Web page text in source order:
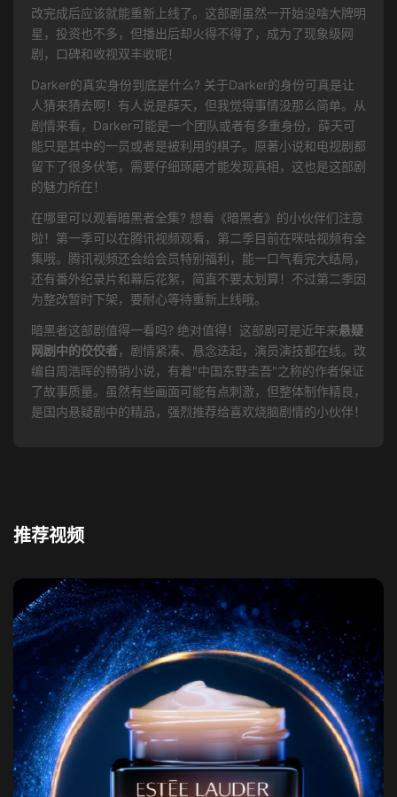
改完成后应该就能重新上线了。这部剧虽然一开始没啥大牌明
星，投资也不多，但播出后却火得不得了，成为了现象级网
剧，口碑和收视双丰收呢！
Darker的真实身份到底是什么? 关于Darker的身份可真是让
人猜来猜去啊！有人说是薛天，但我觉得事情没那么简单。从
剧情来看，Darker可能是一个团队或者有多重身份，薛天可
能只是其中的一员或者是被利用的棋子。原著小说和电视剧都
留下了很多伏笔，需要仔细琢磨才能发现真相，这也是这部剧
的魅力所在！
在哪里可以观看暗黑者全集? 想看《暗黑者》的小伙伴们注意
啦！第一季可以在腾讯视频观看，第二季目前在咪咕视频有全
集哦。腾讯视频还会给会员特别福利，能一口气看完大结局，
还有番外纪录片和幕后花絮，简直不要太划算！不过第二季因
为整改暂时下架，要耐心等待重新上线哦。
暗黑者这部剧值得一看吗? 绝对值得！这部剧可是近年来悬疑
网剧中的佼佼者，剧情紧凑、悬念迭起，演员演技都在线。改
编自周浩晖的畅销小说，有着"中国东野圭吾"之称的作者保证
了故事质量。虽然有些画面可能有点刺激，但整体制作精良，
是国内悬疑剧中的精品，强烈推荐给喜欢烧脑剧情的小伙伴！
推荐视频